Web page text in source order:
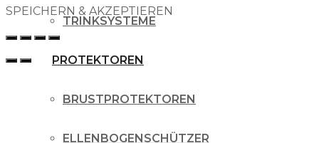
TRINKSYSTEME
PROTEKTOREN
BRUSTPROTEKTOREN
ELLENBOGENSCHÜTZER
SPEICHERN & AKZEPTIEREN